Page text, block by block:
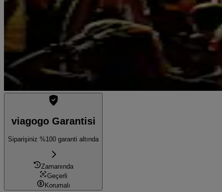
viagogo Garantisi
Siparişiniz %100 garanti altında
Zamanında
Geçerli
Korumalı